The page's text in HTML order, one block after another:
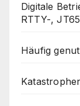
Digitale
RTTY-,
Häufig